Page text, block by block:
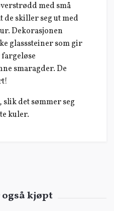
med små
skiller seg ut med
Dekorasjonen
glasssteiner som gir
smaragder. De
det sømmer seg
kuler.